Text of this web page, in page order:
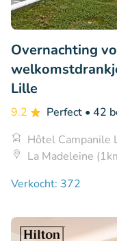
Overnachting
Lille
9.2 Perfect • 42
Hôtel Campanile
La Madeleine
Verkocht: 372